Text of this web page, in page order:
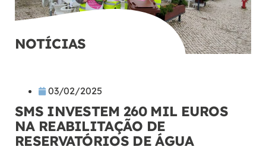
NOTÍCIAS
03/02/2025
SMS INVESTEM 260 MIL EUROS
NA REABILITAÇÃO DE
RESERVATÓRIOS DE ÁGUA